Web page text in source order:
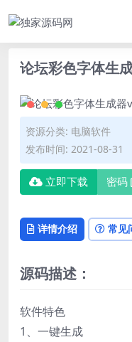
论坛彩色字体生
资源分类: 电脑软件
发布时间: 2021-08-31
立即下载 密码
详情介绍 常见
源码描述：
软件特色
1、一键生成